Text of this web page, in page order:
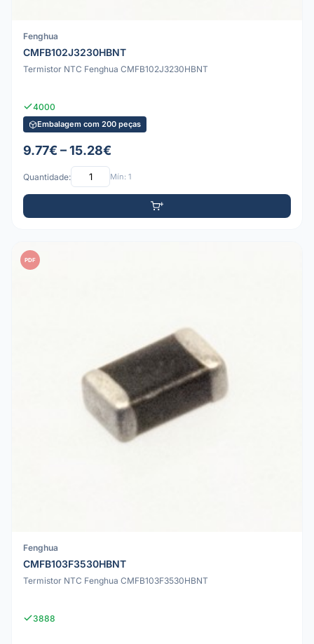
Fenghua
CMFB102J3230HBNT
Termistor NTC Fenghua CMFB102J3230HBNT
4000
Embalagem com 200 peças
9.77€ – 15.28€
Quantidade: Mín: 1
PDF
Fenghua
CMFB103F3530HBNT
Termistor NTC Fenghua CMFB103F3530HBNT
3888